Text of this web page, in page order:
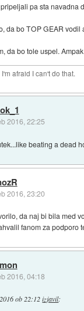
pa sta navadna
da bo TOP GEAR vodil
da bo tole uspel.
I'm afraid I can't do that.
2016, 22:25
beating a dead
2016, 23:20
da naj bi bila med
fanom za podporo
2016, 04:18
ob 22:12 izjavil: